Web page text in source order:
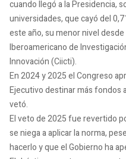
cuando llegó a la Presidencia,
universidades, que cayó del
este año, su menor nivel
Iberoamericano de
Innovación (Ciicti).
En 2024 y 2025 el Congreso
Ejecutivo destinar más fondos
vetó.
El veto de 2025 fue revertido
se niega a aplicar la norma,
hacerlo y que el Gobierno ha